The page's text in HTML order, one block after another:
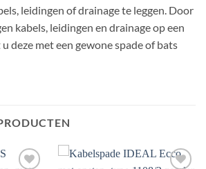
leidingen of drainage te leggen. Door
kabels, leidingen en drainage op een
deze met een gewone spade of bats